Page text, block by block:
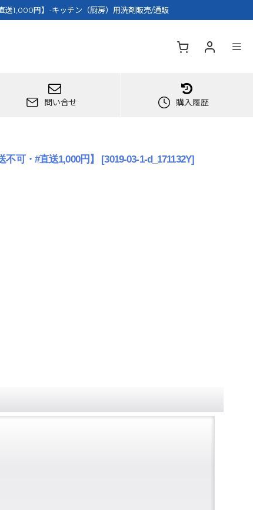
送1,000円】-キッチン（厨房）用洗剤販売/通販
問い合せ 購入履歴
可・#直送1,000円】 [3019-03-1-d_171132Y]